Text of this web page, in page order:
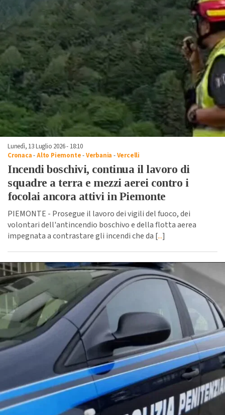
Lunedì, 13 Luglio 2026 - 18:10
Cronaca-Alto Piemonte-Verbania -Vercelli
Incendi boschivi, continua il lavoro di
squadre a terra e mezzi aerei contro i
focolai ancora attivi in Piemonte
PIEMONTE - Prosegue il lavoro dei vigili del fuoco, dei
volontari dell'antincendio boschivo e della flotta aerea
impegnata a contrastare gli incendi che da [...]